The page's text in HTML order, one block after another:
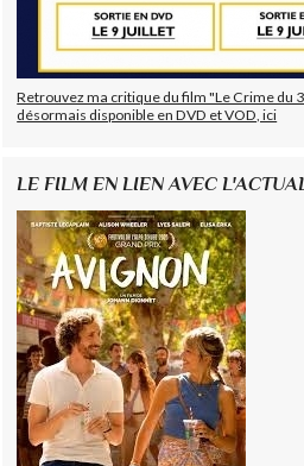
Retrouvez ma critique du film "Le Crime du
désormais disponible en DVD et VOD, ici
LE FILM EN LIEN AVEC